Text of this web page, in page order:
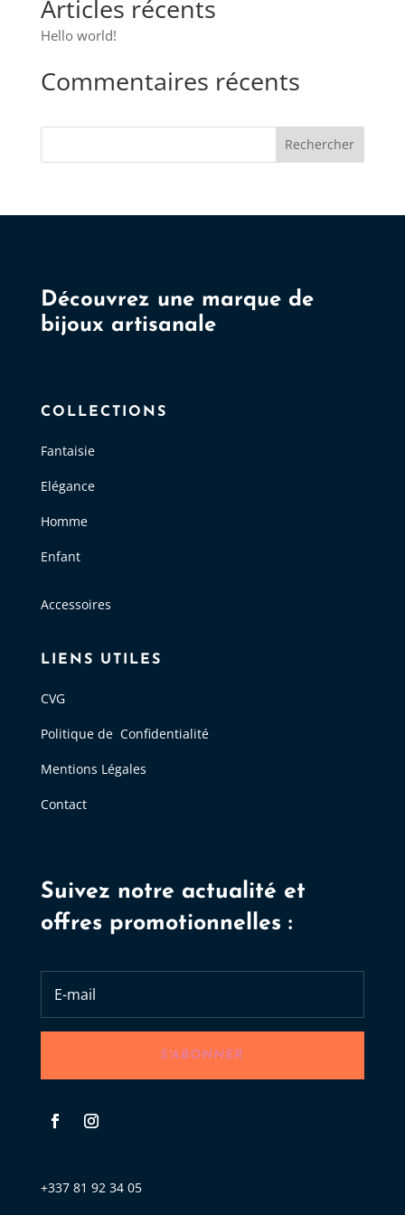
Articles récents
Hello world!
Commentaires récents
Rechercher
Découvrez une marque de
bijoux artisanale
COLLECTIONS
Fantaisie
Elégance
Homme
Enfant
Accessoires
LIENS UTILES
CVG
Politique de Confidentialité
Mentions Légales
Contact
Suivez notre actualité et
offres promotionnelles :
S'ABONNER
+337 81 92 34 05